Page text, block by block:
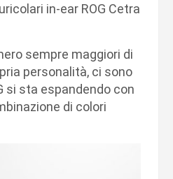
in-ear ROG Cetra
sempre maggiori di
personalità, ci sono
si sta espandendo con
di colori